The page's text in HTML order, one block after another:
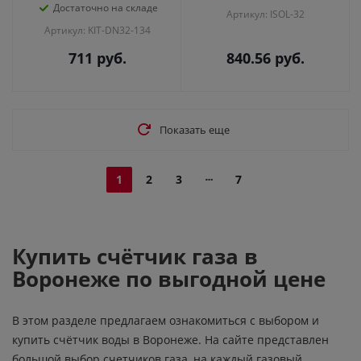
Достаточно на складе
Артикул: KIT-DN32-134
711 руб.
Артикул: ISOL-32
840.56 руб.
Показать еще
1 2 3 7
Купить счётчик газа в
Воронеже по выгодной цене
В этом разделе предлагаем ознакомиться с выбором и
купить счётчик воды в Воронеже. На сайте представлен